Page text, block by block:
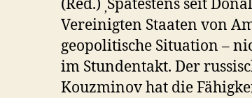
(Red.) ‚Spätestens seit
Vereinigten Staaten von
geopolitische Situation –
im Stundentakt. Der
Kouzminov hat die